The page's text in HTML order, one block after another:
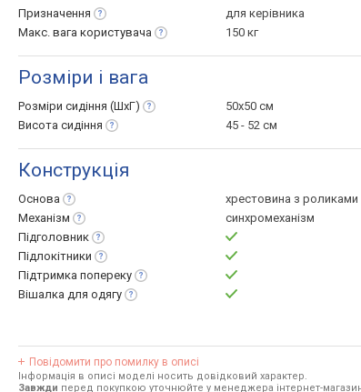
Призначення
для керівника
Макс. вага користувача 150 кг
Розміри і вага
Розміри сидіння (ШхГ)
50x50 см
Висота сидіння 45 - 52 см
Конструкція
Основа
хрестовина з роликами
Механізм
синхромеханізм
Підголовник
Підлокітники
Підтримка попереку
Вішалка для одягу
Повідомити про помилку в описі
Інформація в описі моделі носить довідковий характер.
Завжди перед покупкою уточнюйте у менеджера інтернет-